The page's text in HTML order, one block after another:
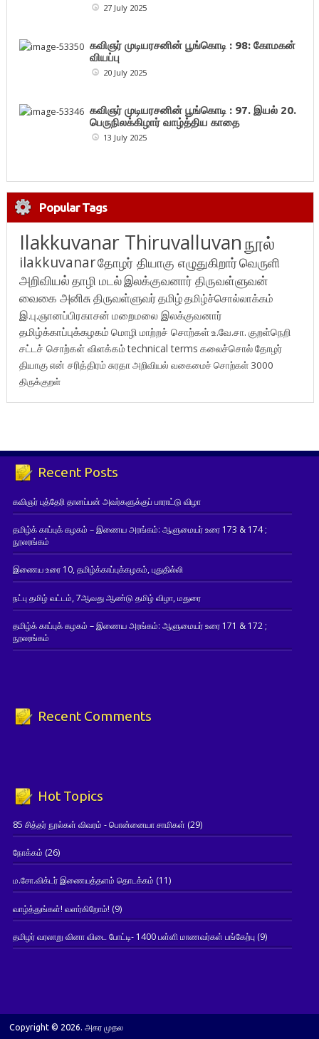
27 July 2025
கவிஞர் முடியரசனின் பூங்கொடி : 98: கோமகன்
வியப்பு
20 July 2025
கவிஞர் முடியரசனின் பூங்கொடி : 97. இயல் 20.
பெருநிலக்கிழார் வாழ்த்திய காதை
13 July 2025
Popular Tags
Ilakkuvanar Thiruvalluvanநூல்
ilakkuvanarதோழர் தியாகு எழுதுகிறார்வெருளி
அறிவியல்தாழி மடல்இலக்குவனார் திருவள்ளுவன்
வைகை அனிசுதிருவள்ளுவர்தமிழ்தமிழ்ச்சொல்லாக்கம்
இ.பு.ஞானப்பிரகாசன் மறைமலை இலக்குவனார்
தமிழ்க்காப்புக்கழகம் மொழி மாற்றச் சொற்கள்உ.வே.சா. குறள்நெறி
சட்டச் சொற்கள் விளக்கம்technical terms கலைச்சொல்தோழர்
தியாகுஎன் சரித்திரம்சுரதாஅறிவியல் வகைமைச் சொற்கள் 3000
திருக்குறள்
Recent Posts
கவிஞர் புத்தேரி தானப்பன் அவர்களுக்குப் பாராட்டு விழா
தமிழ்க் காப்புக் கழகம் – இணைய அரங்கம்: ஆளுமையர் உரை 173 & 174 ;
நூலரங்கம்
இணைய உரை 10, தமிழ்க்காப்புக்கழகம், புதுதில்லி
நட்பு தமிழ் வட்டம், 7ஆவது ஆண்டு தமிழ் விழா, மதுரை
தமிழ்க் காப்புக் கழகம் – இணைய அரங்கம்: ஆளுமையர் உரை 171 & 172 ;
நூலரங்கம்
Recent Comments
Hot Topics
85 சித்தர் நூல்கள் விவரம் - பொன்னையா சாமிகள் (29)
நோக்கம் (26)
ம.சோ.விக்டர் இணையத்தளம் தொடக்கம் (11)
வாழ்த்துங்கள்! வளர்கிறோம்! (9)
தமிழர் வரலாறு வினா விடை போட்டி- 1400 பள்ளி மாணவர்கள் பங்கேற்பு(9)
Copyright © 2026. அகர முதல